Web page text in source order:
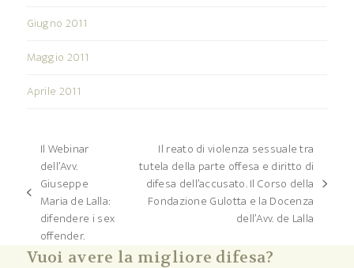
Giugno 2011
Maggio 2011
Aprile 2011
post
precedente:
Il Webinar
dell’Avv.
Giuseppe
Maria de Lalla:
difendere i sex
offender.
articolo
successivo:
Il reato di violenza sessuale tra
tutela della parte offesa e diritto di
difesa dell’accusato. Il Corso della
Fondazione Gulotta e la Docenza
dell’Avv. de Lalla
Vuoi avere la migliore difesa?